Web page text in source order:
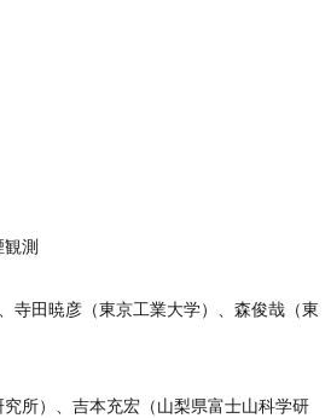
測
寺田暁彦（東京工業大学）、森俊哉（東
所）、吉本充宏（山梨県富士山科学研